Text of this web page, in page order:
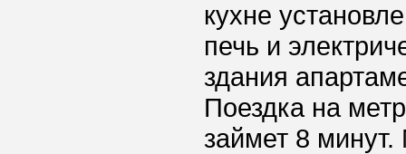
кухне
печь и
здания
Поездка на
займет 8